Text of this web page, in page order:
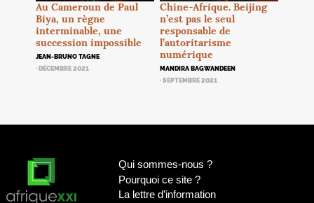
Au Cameroun de Paul
Biya, un règne
interminable, une
succession impossible
JEAN-BRUNO TAGNE
· DÉCEMBRE 2021
Chine-Afrique. Beijing
n’est pas le seul
responsable de
l’autoritarisme
numérique
MANDIRA BAGWANDEEN
· SEPTEMBRE 2021
Qui sommes-nous ?
Pourquoi ce site ?
La lettre d’information